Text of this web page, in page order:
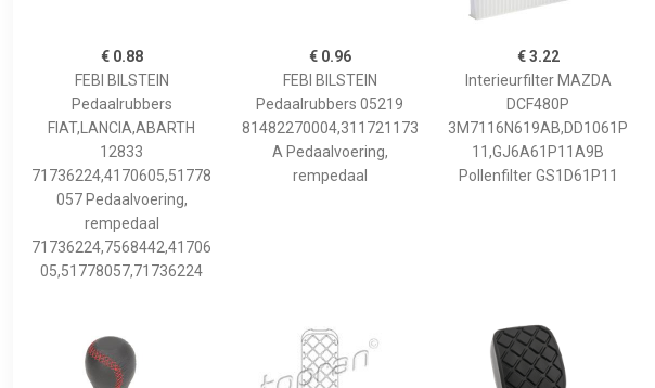
€ 0.88
FEBI BILSTEIN
Pedaalrubbers
FIAT,LANCIA,ABARTH
12833
71736224,4170605,51778
057 Pedaalvoering,
rempedaal
71736224,7568442,41706
05,51778057,71736224
€ 0.96
FEBI BILSTEIN
Pedaalrubbers 05219
81482270004,311721173
A Pedaalvoering,
rempedaal
€ 3.22
Interieurfilter MAZDA
DCF480P
3M7116N619AB,DD1061P
11,GJ6A61P11A9B
Pollenfilter GS1D61P11